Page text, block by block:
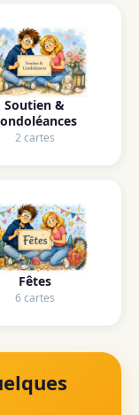
Soutien &
2 cartes
Fêtes
6 cartes